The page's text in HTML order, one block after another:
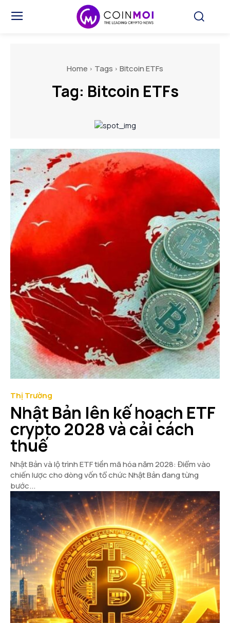
Home Tags Bitcoin ETFs
Tag: Bitcoin ETFs
Thị Trường
Nhật Bản lên kế hoạch ETF
crypto 2028 và cải cách
thuế
Nhật Bản và lộ trình ETF tiền mã hóa năm 2028: Điểm vào
chiến lược cho dòng vốn tổ chức Nhật Bản đang từng
bước...